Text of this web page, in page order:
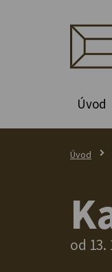
Úvod
Úvod
od 13.